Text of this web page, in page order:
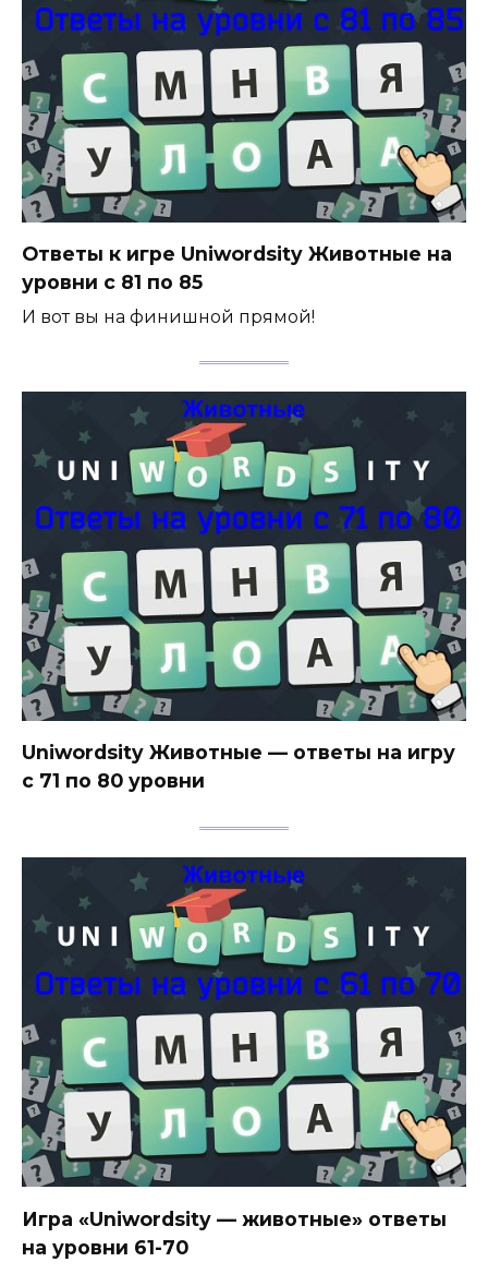
Ответы к игре Uniwordsity Животные на
уровни с 81 по 85
И вот вы на финишной прямой!
Uniwordsity Животные — ответы на игру
с 71 по 80 уровни
Игра «Uniwordsity — животные» ответы
на уровни 61-70